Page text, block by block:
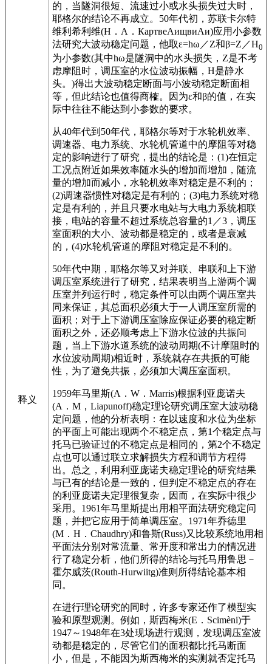
释义
的，当隧洞很短、流速过小或水头损失过大时，
耶格尔的结论不再成立。50年代初，苏联卡尔特
维利希利维(H．А．КaртвеAищвиAи)应用小参数
法研究大波动稳定问题，他取ε=hω／Z和β=Z／H0
为小参数(其中hω是隧洞中的水头损失，Z是不考
虑摩阻时，调压室的水位波动振幅，H是静水
头。)得出大波动稳定断面与小波动稳定断面相
等，但此结论也值得商榷。因为ε和β的值，在实
际中往往不能达到小参数的要求。
从40年代到50年代，耶格尔等对于水轮机效率、
调速器、电力系统、水轮机管道中的摩阻等对稳
定的影响进行了研究，提出的结论是：(1)在恒定
工况点附近如果效率随水头的增加而增加，随流
量的增加而减小，水轮机效率对稳定是不利的；
(2)调速器惯性对稳定是有利的；(3)电力系统对稳
定是有利的，并且只要水电站与大电力系统相联
接，电站的容量不超过系统总容量的1／3，调压
室面积的大小、波动都是稳定的，或者是衰减
的，(4)水轮机管道的摩阻对稳定是不利的。
50年代中期，耶格尔等又对并联、串联和上下游
调压室系统进行了研究，结果表明当上游两个调
压室并列运行时，稳定条件可以由两个调压室共
同来保证，其总面积必须大于一人调压室所需的
面积；对于上下游调压室除应保证必要的稳定断
面积之外，还必顺考虑上下游水位波的共振问
题，当上下游水道系统的波动周期(不计摩阻时的
水位波动周期)相近时，系统就存在共振的可能
性，为了避免共振，必须加大调压室面积。
1959年马里斯(A．W．Marris)根据利亚庞诺夫
(A．M，Liapunoff)稳定理论研究调压室大波动稳
定问题，他的分析表明：在以速度和水位为坐标
的平面上可能出现两个不稳定点，第1个稳定点与
托马已验证过的不稳定点是相同的，第2个不稳定
点也可以通过联立求解损失方程和调节方程得
出。总之，利用利亚庞诺夫稳定理论的研究结果
与已有的结论是一致的，但判定不稳定点的存在
的利亚庞诺夫定理很复杂，因而，在实际中很少
采用。1961年马里斯提出用相平面法研究稳定问
题，并把它应用于简单调压室。1971年乔德里
(M．H．Chaudhry)和鲁斯(Russ)又比较系统地用相
平面法分别对常流量、常开度和常出力的情况进
行了稳定分析，他们所得的结论与托马用鲁思－
霍尔威茨(Routh-Hurwiitg)准则所得结论基本相
同。
在进行理论研究的同时，许多专家还作了模型实
验和原型观测。例如，斯西梅米(E．Scimèni)于
1947～1948年在3处现场进行观测，发现调压室波
动都是稳定的，尽管它们的面积都比托马断面
小，但是，不能因为斯西梅米的实测就否定托马